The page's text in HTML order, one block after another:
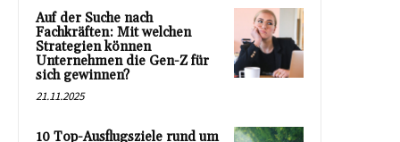
Auf der Suche nach
Fachkräften: Mit welchen
Strategien können
Unternehmen die Gen-Z für
sich gewinnen?
21.11.2025
10 Top-Ausflugsziele rund um